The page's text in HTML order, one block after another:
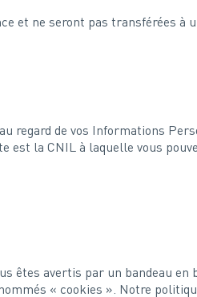
et ne seront pas transférées à
regard de vos Informations
la CNIL à laquelle vous
êtes avertis par un bandeau
« cookies ». Notre